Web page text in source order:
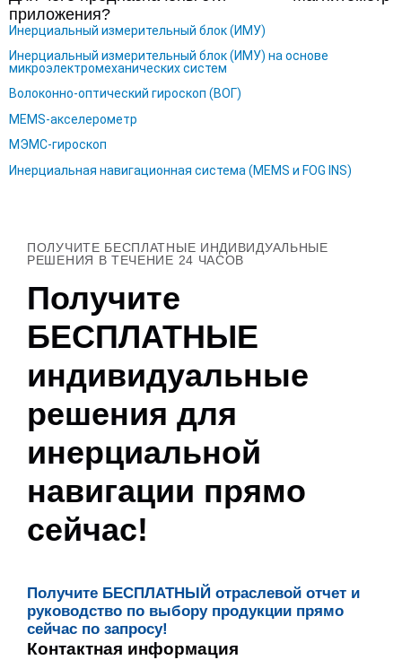
приложения?
Инерциальный измерительный блок (ИМУ)
Инерциальный измерительный блок (ИМУ) на основе
микроэлектромеханических систем
Волоконно-оптический гироскоп (ВОГ)
MEMS-акселерометр
МЭМС-гироскоп
Инерциальная навигационная система (MEMS и FOG INS)
ПОЛУЧИТЕ БЕСПЛАТНЫЕ ИНДИВИДУАЛЬНЫЕ
РЕШЕНИЯ В ТЕЧЕНИЕ 24 ЧАСОВ
Получите
БЕСПЛАТНЫЕ
индивидуальные
решения для
инерциальной
навигации прямо
сейчас!
Получите БЕСПЛАТНЫЙ отраслевой отчет и
руководство по выбору продукции прямо
сейчас по запросу!
Контактная информация